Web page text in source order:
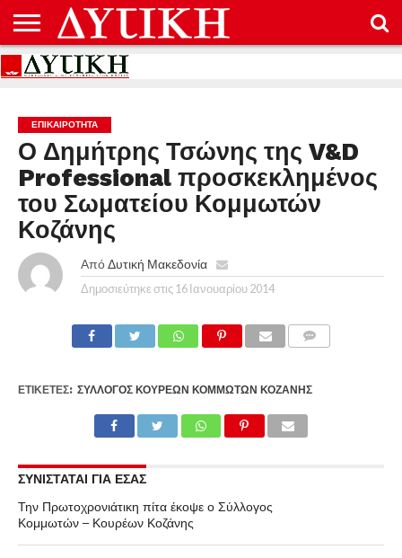
ΑΡΧΙΚΉ
ΕΠΙΚΟΙΝΩΝΊΑ
ΌΡΟΙ
ΠΡΟΣΤΑΣΊΑ
ΕΠΙΚΑΙΡΟΤΗΤΑ
Ο Δημήτρης Τσώνης της V&D
Professional προσκεκλημένος
του Σωματείου Κομμωτών
Κοζάνης
Από Δυτική Μακεδονία
Δημοσιεύτηκε στις 16 Ιανουαρίου 2014
ΕΤΙΚΕΤΕΣ: ΣΎΛΛΟΓΟΣ ΚΟΥΡΈΩΝ ΚΟΜΜΩΤΏΝ ΚΟΖΆΝΗΣ
ΣΥΝΙΣΤΑΤΑΙ ΓΙΑ ΕΣΑΣ
Την Πρωτοχρονιάτικη πίτα έκοψε ο Σύλλογος
Κομμωτών – Κουρέων Κοζάνης